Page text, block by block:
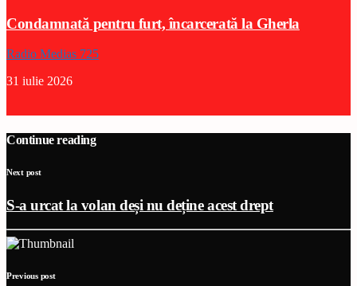
Condamnată pentru furt, încarcerată la Gherla
Radio Medias 725
31 iulie 2026
Continue reading
Next post
S-a urcat la volan deși nu deține acest drept
Previous post